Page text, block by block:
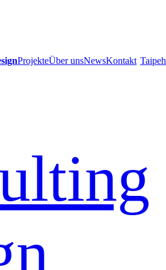
ProjekteÜber unsNewsKontakt Taipeh